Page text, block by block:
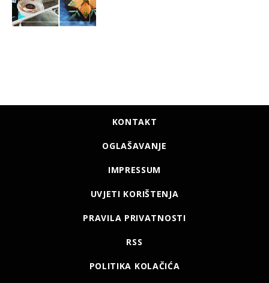
KONTAKT
OGLAŠAVANJE
IMPRESSUM
UVJETI KORIŠTENJA
PRAVILA PRIVATNOSTI
RSS
POLITIKA KOLAČIĆA